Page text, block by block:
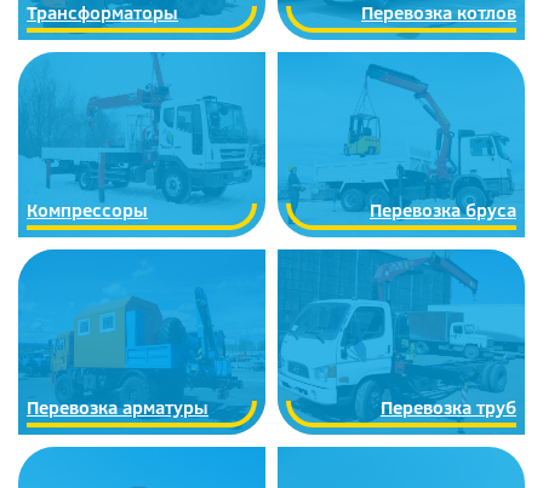
Трансформаторы Перевозка котлов
Компрессоры Перевозка бруса
Перевозка арматуры Перевозка труб